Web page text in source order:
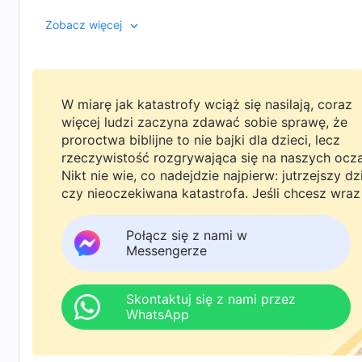
wątp w ludzi, których zatrudniasz”, dzięki lekturze
Zobacz więcej
W miarę jak katastrofy wciąż się nasilają, coraz
więcej ludzi zaczyna zdawać sobie sprawę, że
proroctwa biblijne to nie bajki dla dzieci, lecz
rzeczywistość rozgrywająca się na naszych
Nikt nie wie, co nadejdzie najpierw: jutrzejszy
czy nieoczekiwana katastrofa. Jeśli chcesz
rodziną powitać powrót Pana i znaleźć
bezpieczeństwo pod Bożą ochroną, kliknij
WhatsAppa lub Messengera, aby dołączyć do
naszej grupy studyjnej. Nie odkładaj tego do jutra.
Połącz się z nami w
Messengerze
Skontaktuj się z nami przez
WhatsApp